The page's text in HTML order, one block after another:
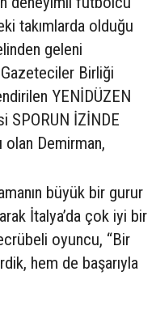
takımlarda olduğu
geleni
Gazeteciler Birliği
YENİDÜZEN
SPORUN İZİNDE
Demirman,
büyük bir gurur
İtalya’da çok iyi bir
oyuncu, “Bir
hem de başarıyla